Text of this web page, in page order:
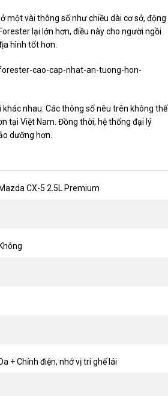
một vài thông số như chiều dài cơ sở, động
lại lớn hơn, điều này cho người ngồi
hình tốt hơn.
cao-cap-nhat-an-tuong-hon-
nhau. Các thông số nêu trên không thể
tại Việt Nam. Đồng thời, hệ thống đại lý
dưỡng hơn.
CX-5 2.5L Premium
+ Chỉnh điện, nhớ vị trí ghế lái